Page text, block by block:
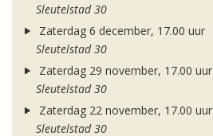
Sleutelstad 30
Zaterdag 6 december, 17.00 uur
Sleutelstad 30
Zaterdag 29 november, 17.00 uur
Sleutelstad 30
Zaterdag 22 november, 17.00 uur
Sleutelstad 30